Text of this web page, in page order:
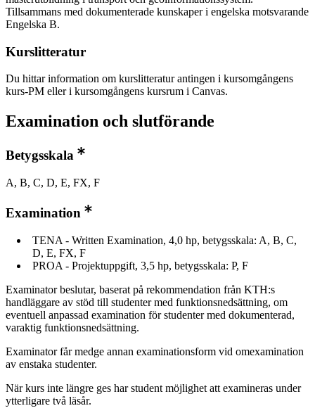
Tillsammans med dokumenterade kunskaper i engelska motsvarande
Engelska B.
Kurslitteratur
Du hittar information om kurslitteratur antingen i kursomgångens
kurs-PM eller i kursomgångens kursrum i Canvas.
Examination och slutförande
Betygsskala
A, B, C, D, E, FX, F
Examination
TENA - Written Examination, 4,0 hp, betygsskala: A, B, C,
D, E, FX, F
PROA - Projektuppgift, 3,5 hp, betygsskala: P, F
Examinator beslutar, baserat på rekommendation från KTH:s
handläggare av stöd till studenter med funktionsnedsättning, om
eventuell anpassad examination för studenter med dokumenterad,
varaktig funktionsnedsättning.
Examinator får medge annan examinationsform vid omexamination
av enstaka studenter.
När kurs inte längre ges har student möjlighet att examineras under
ytterligare två läsår.